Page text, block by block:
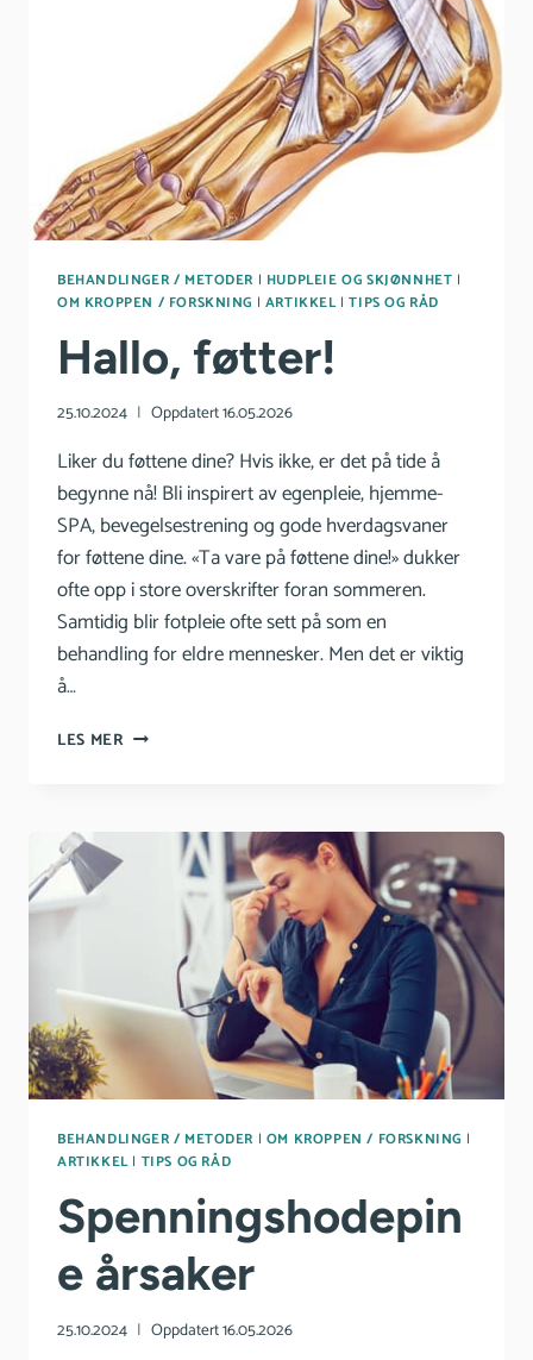
BEHANDLINGER / METODER | HUDPLEIE OG SKJØNNHET |
OM KROPPEN / FORSKNING | ARTIKKEL|TIPS OG RÅD
Hallo, føtter!
25.10.2024 Oppdatert16.05.2026
Liker du føttene dine? Hvis ikke, er det på tide å
begynne nå! Bli inspirert av egenpleie, hjemme-
SPA, bevegelsestrening og gode hverdagsvaner
for føttene dine. «Ta vare på føttene dine!» dukker
ofte opp i store overskrifter foran sommeren.
Samtidig blir fotpleie ofte sett på som en
behandling for eldre mennesker. Men det er viktig
å…
LES MER HALLO,
BEHANDLINGER / METODER | OM KROPPEN / FORSKNING |
ARTIKKEL| TIPS OG RÅD
Spenningshodepin
e årsaker
25.10.2024 Oppdatert16.05.2026